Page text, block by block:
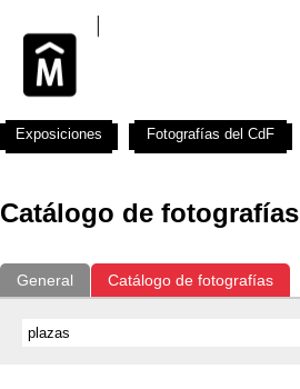
Catálogo de fotografías
General Catálogo de fotografías
Exposiciones Fotografías del CdF